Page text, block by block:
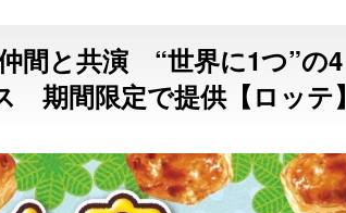
間と共演 “世界に1つ”の4
期間限定で提供【ロッテ】